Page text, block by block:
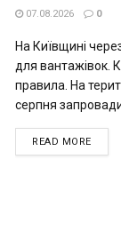
07.08.2026 0
На Київщині
для вантажівок.
правила. На
серпня
READ MORE